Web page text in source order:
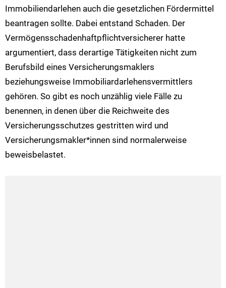
Immobiliendarlehen auch die gesetzlichen Fördermittel
beantragen sollte. Dabei entstand Schaden. Der
Vermögensschadenhaftpflichtversicherer hatte
argumentiert, dass derartige Tätigkeiten nicht zum
Berufsbild eines Versicherungsmaklers
beziehungsweise Immobiliardarlehensvermittlers
gehören. So gibt es noch unzählig viele Fälle zu
benennen, in denen über die Reichweite des
Versicherungsschutzes gestritten wird und
Versicherungsmakler*innen sind normalerweise
beweisbelastet.